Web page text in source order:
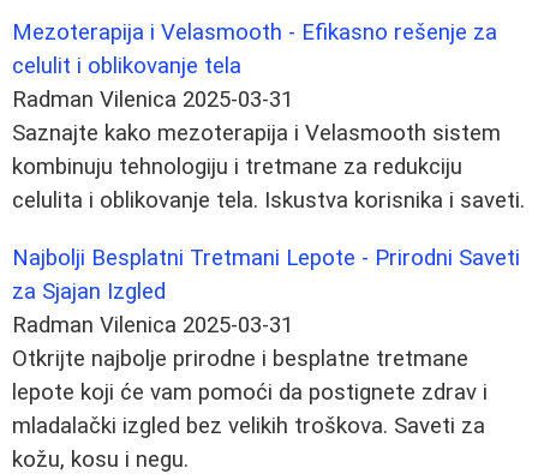
Mezoterapija i Velasmooth - Efikasno rešenje za
celulit i oblikovanje tela
Radman Vilenica 2025-03-31
Saznajte kako mezoterapija i Velasmooth sistem
kombinuju tehnologiju i tretmane za redukciju
celulita i oblikovanje tela. Iskustva korisnika i saveti.
Najbolji Besplatni Tretmani Lepote - Prirodni Saveti
za Sjajan Izgled
Radman Vilenica 2025-03-31
Otkrijte najbolje prirodne i besplatne tretmane
lepote koji će vam pomoći da postignete zdrav i
mladalački izgled bez velikih troškova. Saveti za
kožu, kosu i negu.